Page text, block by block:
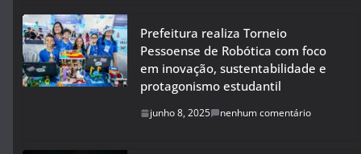
Prefeitura realiza Torneio
Pessoense de Robótica com foco
em inovação, sustentabilidade e
protagonismo estudantil
junho 8, 2025 nenhum comentário